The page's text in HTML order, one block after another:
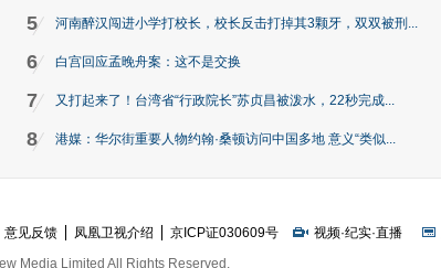
5 河南醉汉闯进小学打校长，校长反击打掉其3颗牙，双双被刑...
6 白宫回应孟晚舟案：这不是交换
7 又打起来了！台湾省“行政院长”苏贞昌被泼水，22秒完成...
8 港媒：华尔街重要人物约翰·桑顿访问中国多地 意义“类似...
意见反馈 凤凰卫视介绍 京ICP证030609号 视频·纪实·直播
Media Limited All Rights Reserved.